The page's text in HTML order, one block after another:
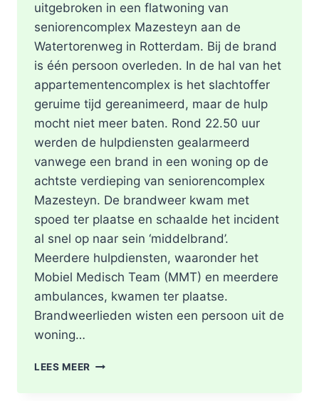
uitgebroken in een flatwoning van
seniorencomplex Mazesteyn aan de
Watertorenweg in Rotterdam. Bij de brand
is één persoon overleden. In de hal van het
appartementencomplex is het slachtoffer
geruime tijd gereanimeerd, maar de hulp
mocht niet meer baten. Rond 22.50 uur
werden de hulpdiensten gealarmeerd
vanwege een brand in een woning op de
achtste verdieping van seniorencomplex
Mazesteyn. De brandweer kwam met
spoed ter plaatse en schaalde het incident
al snel op naar sein ‘middelbrand’.
Meerdere hulpdiensten, waaronder het
Mobiel Medisch Team (MMT) en meerdere
ambulances, kwamen ter plaatse.
Brandweerlieden wisten een persoon uit de
woning…
LEES MEER DODE